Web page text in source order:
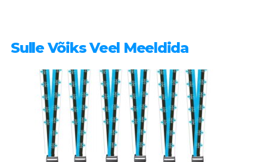
Sulle Võiks Veel Meeldida